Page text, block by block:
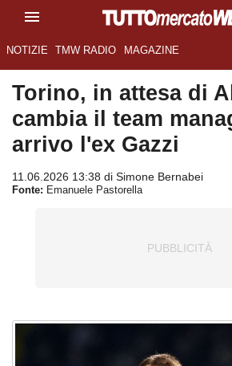
NOTIZIE TMW RADIO MAGAZINE
Torino, in attesa di
cambia il team
arrivo l'ex Gazzi
11.06.2026 13:38 di Simone Bernabei
Fonte: Emanuele Pastorella